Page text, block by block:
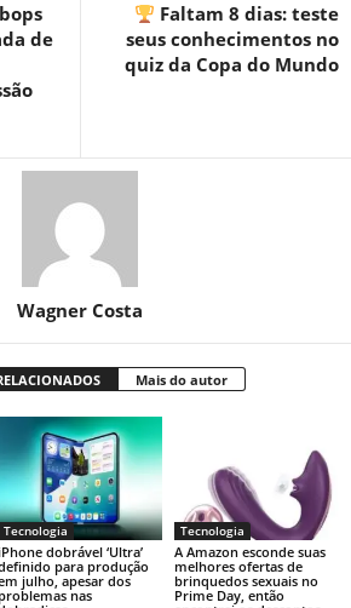
de
Faltam 8 dias: teste
seus conhecimentos no
quiz da Copa do Mundo
Wagner Costa
Mais do autor
Tecnologia
iPhone dobrável ‘Ultra’
para produção
julho, apesar dos
problemas nas
Tecnologia
A Amazon esconde suas
melhores ofertas de
brinquedos sexuais no
Prime Day, então